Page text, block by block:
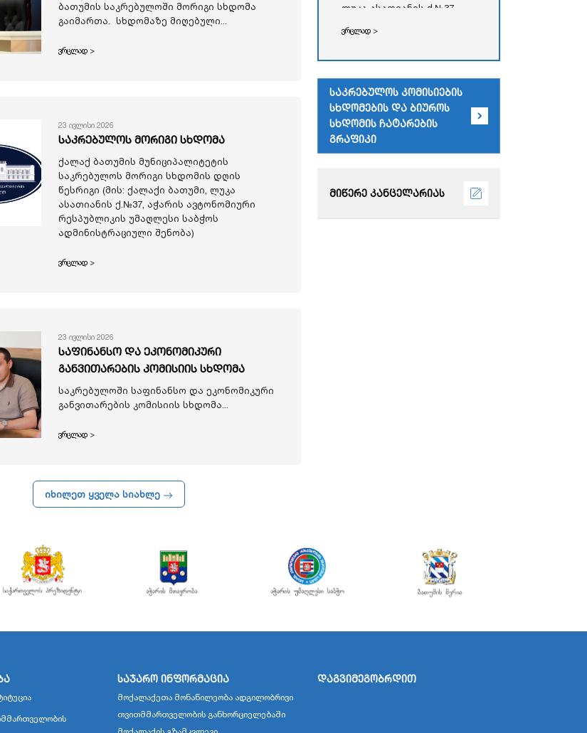
ბათუმის საკრებულოში მორიგი სხდომა
გაიმართა. სხდომაზე მიღებული...
ვრცლად >
23 ივლისი 2026
საკრებულოს მორიგი სხდომა
ქალაქ ბათუმის მუნიციპალიტეტის
საკრებულოს მორიგი სხდომის დღის
წესრიგი (მის: ქალაქი ბათუმი, ლუკა
ასათიანის ქ.№37, აჭარის ავტონომიური
რესპუბლიკის უმაღლესი საბჭოს
ადმინისტრაციული შენობა)
ვრცლად >
23 ივლისი 2026
საფინანსო და ეკონომიკური
განვითარების კომისიის სხდომა
საკრებულოში საფინანსო და ეკონომიკური
განვითარების კომისიის სხდომა...
ვრცლად >
იხილეთ ყველა სიახლე
ლუკა ასათიანის ქ.№37,
რესპუბლიკის უმაღლესი
ადმინისტრაციული
შენობა)
ვრცლად >
საკრებულოს კომისიების
სხდომების და ბიუროს
სხდომის ჩატარების
გრაფიკი
მიწერე კანცელარიას
საჯარო ინფორმაცია
მოქალაქეთა მონაწილეობა ადგილობრივი
თვითმმართველობის განხორციელებაში
დაგვიმეგობრდით